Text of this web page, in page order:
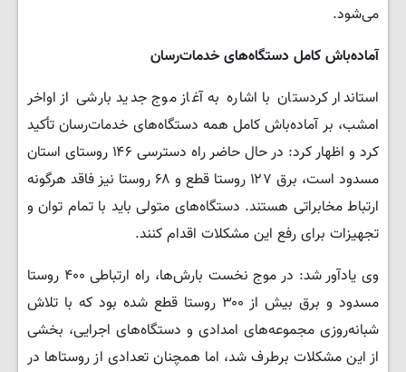
می‌شود.
آماده‌باش کامل دستگاه‌های خدمات‌رسان
استاندار کردستان با اشاره به آغاز موج جدید بارشی از اواخر
امشب، بر آماده‌باش کامل همه دستگاه‌های خدمات‌رسان تأکید
کرد و اظهار کرد: در حال حاضر راه دسترسی ۱۴۶ روستای استان
مسدود است، برق ۱۲۷ روستا قطع و ۶۸ روستا نیز فاقد هرگونه
ارتباط مخابراتی هستند. دستگاه‌های متولی باید با تمام توان و
تجهیزات برای رفع این مشکلات اقدام کنند.
وی یادآور شد: در موج نخست بارش‌ها، راه ارتباطی ۴۰۰ روستا
مسدود و برق بیش از ۳۰۰ روستا قطع شده بود که با تلاش
شبانه‌روزی مجموعه‌های امدادی و دستگاه‌های اجرایی، بخشی
از این مشکلات برطرف شد، اما همچنان تعدادی از روستاها در